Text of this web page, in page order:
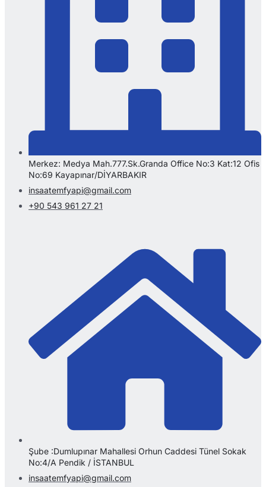
Merkez: Medya Mah.777.Sk.Granda Office No:3 Kat:12 Ofis
No:69 Kayapınar/DİYARBAKIR
insaatemfyapi@gmail.com
+90 543 961 27 21
Şube :Dumlupınar Mahallesi Orhun Caddesi Tünel Sokak
No:4/A Pendik / İSTANBUL
insaatemfyapi@gmail.com